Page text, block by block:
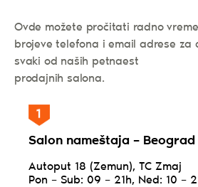
Ovde možete pročitati radno
brojeve telefona i email adrese za
svaki od naših petnaest
prodajnih salona.
Salon nameštaja – Beograd
Autoput 18 (Zemun), TC Zmaj
Pon – Sub: 09 – 21h, Ned: 10 –